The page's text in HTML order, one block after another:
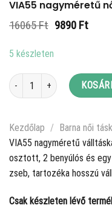
VIA55 nagyméretű
16065Ft Original
9890 Ft
5 készleten
VIA55 nagyméretű női
Kezdőlap /
Barna női
VIA55 nagyméretű
osztott, 2 benyúlós és
zseb, tartozéka hosszú
Csak készleten lévő